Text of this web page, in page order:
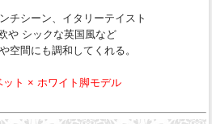
チシーン、イタリーテイスト
や シックな英国風など
空間にも調和してくれる。
ット × ホワイト脚モデル